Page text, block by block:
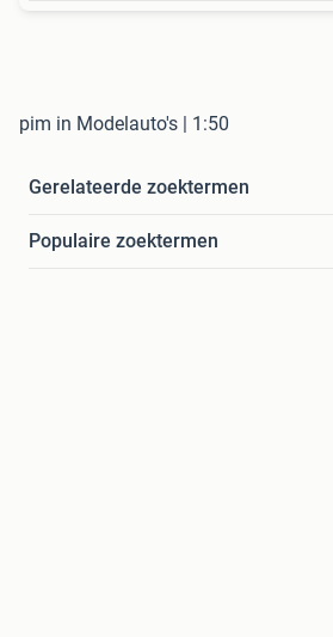
pim in Modelauto's | 1:50
Gerelateerde zoektermen
Populaire zoektermen